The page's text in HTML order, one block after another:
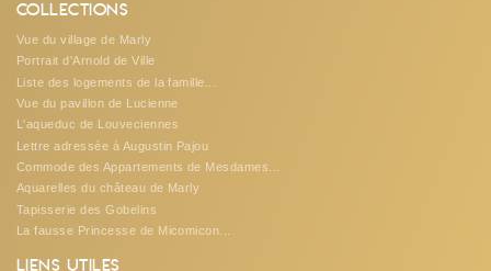
Collections
Vue du village de Marly
Portrait d'Arnold de Ville
Liste des logements de la famille...
Vue du pavillon de Lucienne
L'aqueduc de Louveciennes
Lettre adressée à Augustin Pajou
Commode des Appartements de Mesdames...
Aquarelles du château de Marly
Tapisserie des Gobelins
La fausse Princesse de Micomicon...
Liens utiles